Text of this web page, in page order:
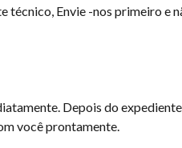
Envie -nos primeiro e
Depois do
você prontamente.